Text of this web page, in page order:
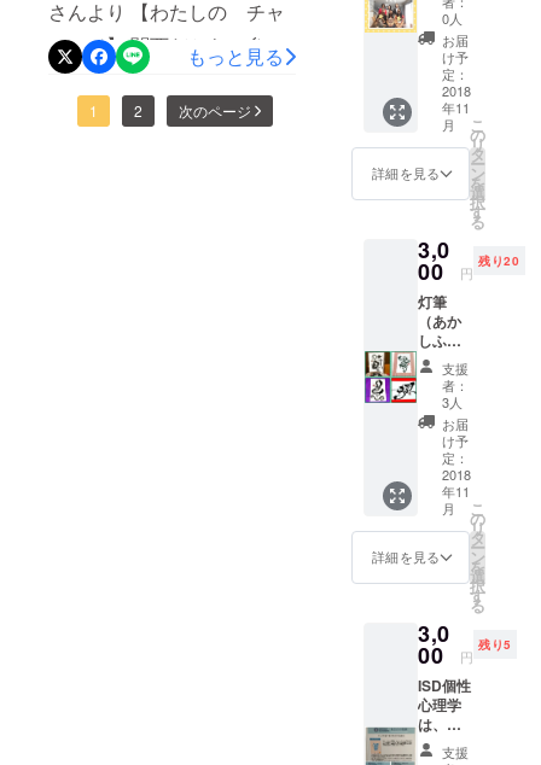
（笑） だれが悪い訳でもな
いです。 環境のせいでもな
いし、お金や時間のせいで
もない。 自分を認めて愛し
ラウドファンディングとい
う新たな挑戦！ 皆の夢と幸
せがクラウドファンディン
グを通じてだんだん近づい
さんより 【わたしの チャ
レンジ】 関西だから 参加
はできない わたしが作って
いた枠、は 「場所」 そ
もっと見る
1 2 次のページ
⑤その
他、お
問い合
わせ等
を、ご
記入の
うえ お
くださ
い。 ※
さま
は、入
場券を
ご購入
くださ
いま
せ。
チケッ
ト使用
は、
2018年
11月10
日フェ
スタ当
日限り
有効で
ンから
お選び
くださ
い。
《本体
サイズ
横106
縦82 (単
位
きなた
まご
ちゃん
パス
ケース
をもっ
て当日
ゆるゆ
る感謝
祭に参
加くだ
さい パ
スケー
ス持参
で当日
参加の
方は１
※備考欄
に必ず
ケース
の商品
番号を
ご記入
向け
コーチ
ング講
マ 「聞
き上手
になれ
ば、子
どもが
話し上
手にな
講座時
間：1時
間30分
◆場
所：梅
田駅(徒
歩圏内)
◆日
程：11
月中旬
以降で
ご相談
◆内容
・上下
の「～
しなさ
い」
ではな
い水平
の関係
の作り
方 ・子
どもが
素直に
0人
お届
け予
定：
2018
年11
月
詳細を見る
こ
の
リ
タ
ー
ン
を
選
択
す
る
3,0
00 円
残り20
灯筆
（あか
しふ
で）
アート
工房 お
なまえ
古代文
字アー
ト:はが
きサイ
ズ。 お
客様の
下のお
名前を
古代文
アート
にて描
きま
す。ヲ
シテ文
字、龍
体文
支援
者：
3人
お届
け予
定：
2018
年11
月
詳細を見る
こ
の
リ
タ
ー
ン
を
選
択
す
る
3,0
00 円
残り5
ISD個性
心理学
は、生
年月日
支援